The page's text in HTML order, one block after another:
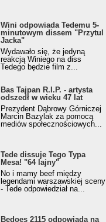
Wini odpowiada Tedemu 5-
minutowym dissem "Przytul
Jacka"
Wydawało się, że jedyną
reakcją Winiego na diss
Tedego będzie film z...
Bas Tajpan R.I.P. - artysta
odszedł w wieku 47 lat
Prezydent Dąbrowy Górniczej
Marcin Bazylak za pomocą
mediów społecznościowych...
Tede dissuje Tego Typa
Mesa! "64 lajny"
No i mamy beef między
legendami warszawskiej sceny
- Tede odpowiedział na...
Bedoes 2115 odpowiada na